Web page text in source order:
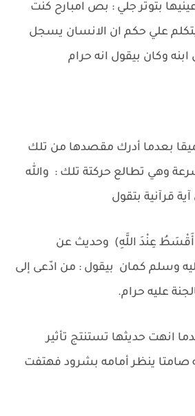
بتوتر جلي : بص امبارح كنت
علي حكم ان الانسان يسجل
وكان بيقول انه حرام
بعدما أدرك مقصدها من تلك
وهي تطالع حركتة تلك : والله
قرآنية بتقول
أَقْسَطُ عِنْدَ اللَّهِ) وحديث عن
وسلم كمان بيقول : من ادّعى إلى
عليه حرام.
انهت حديثها تستنتج تأثير
صامتا ينظر أمامه بشرود فهتفت